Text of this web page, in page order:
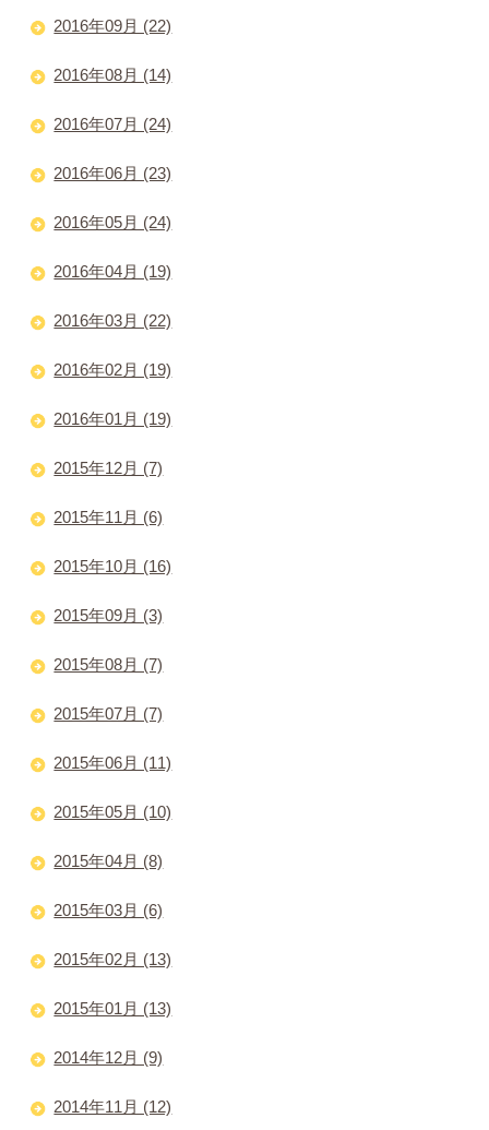
2016年09月 (22)
2016年08月 (14)
2016年07月 (24)
2016年06月 (23)
2016年05月 (24)
2016年04月 (19)
2016年03月 (22)
2016年02月 (19)
2016年01月 (19)
2015年12月 (7)
2015年11月 (6)
2015年10月 (16)
2015年09月 (3)
2015年08月 (7)
2015年07月 (7)
2015年06月 (11)
2015年05月 (10)
2015年04月 (8)
2015年03月 (6)
2015年02月 (13)
2015年01月 (13)
2014年12月 (9)
2014年11月 (12)